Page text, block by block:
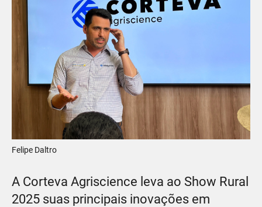
Felipe Daltro
A Corteva Agriscience leva ao Show Rural
2025 suas principais inovações em